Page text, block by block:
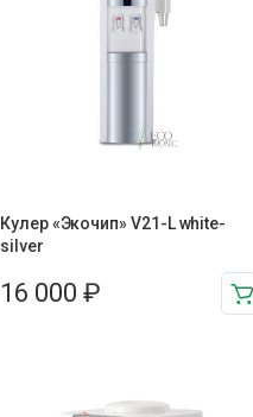
Кулер «Экочип» V21-L white-
silver
16 000 ₽